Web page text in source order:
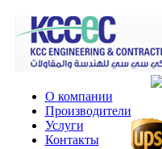
О компании
Производители
Услуги
Контакты